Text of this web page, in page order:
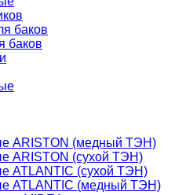
баков
баков
ARISTON (медный ТЭН)
ARISTON (сухой ТЭН)
ATLANTIC (сухой ТЭН)
ATLANTIC (медный ТЭН)